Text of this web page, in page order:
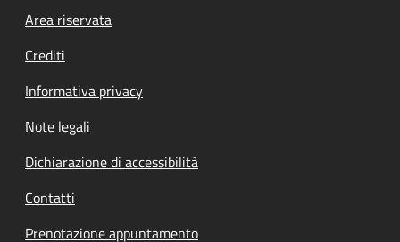
Footer menu
Area riservata
Crediti
Informativa privacy
Note legali
Dichiarazione di accessibilità
Contatti
Prenotazione appuntamento